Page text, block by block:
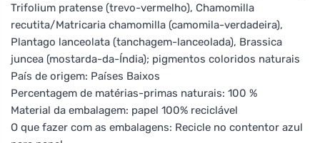
Trifolium pratense (trevo-vermelho), Chamomilla
recutita/Matricaria chamomilla (camomila-verdadeira),
Plantago lanceolata (tanchagem-lanceolada), Brassica
juncea (mostarda-da-Índia); pigmentos coloridos naturais
País de origem: Países Baixos
Percentagem de matérias-primas naturais: 100 %
Material da embalagem: papel 100% reciclável
O que fazer com as embalagens: Recicle no contentor azul